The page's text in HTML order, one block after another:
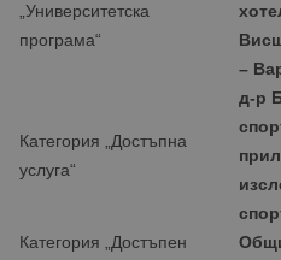
„Университетска
програма“
–
Категория „Достъпна
услуга“
д-р
Категория „Достъпен